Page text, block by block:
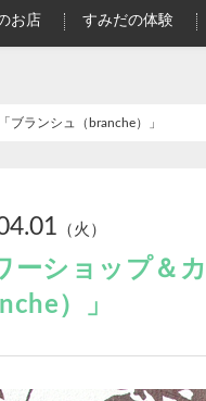
お店 すみだの体験
ブランシュ（branche）」
（火）
ーショップ＆
）」